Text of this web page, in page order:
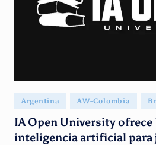
Publicado
en
Argentina AW-Colombia
IA Open University ofrece
inteligencia artificial para